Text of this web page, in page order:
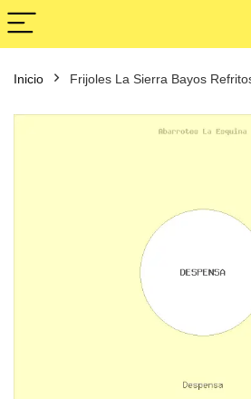
Inicio Frijoles La Sierra Bayos